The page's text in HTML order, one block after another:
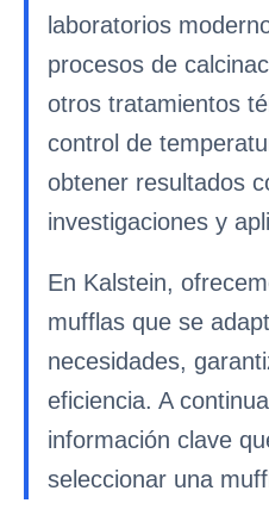
laboratorios
procesos de
otros tratamientos
control de
obtener resultados
investigaciones y
En Kalstein,
mufflas que se
necesidades,
eficiencia. A
información clave
seleccionar una